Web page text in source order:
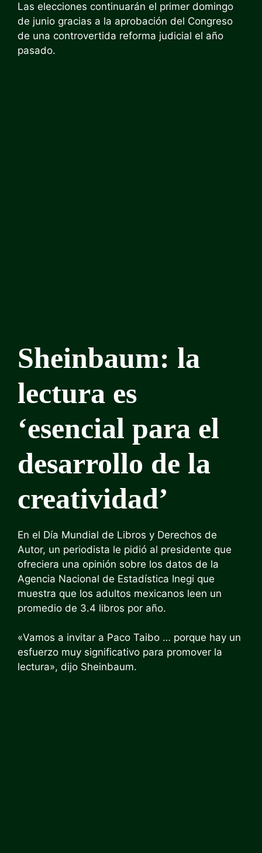
Las elecciones continuarán el primer domingo
de junio gracias a la aprobación del Congreso
de una controvertida reforma judicial el año
pasado.
Sheinbaum: la
lectura es
‘esencial para el
desarrollo de la
creatividad’
En el Día Mundial de Libros y Derechos de
Autor, un periodista le pidió al presidente que
ofreciera una opinión sobre los datos de la
Agencia Nacional de Estadística Inegi que
muestra que los adultos mexicanos leen un
promedio de 3.4 libros por año.
«Vamos a invitar a Paco Taibo … porque hay un
esfuerzo muy significativo para promover la
lectura», dijo Sheinbaum.